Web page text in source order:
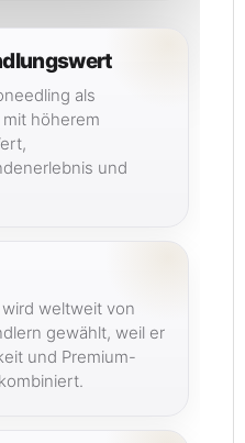
als
höherem
und
wird weltweit von
gewählt, weil er
und Premium-